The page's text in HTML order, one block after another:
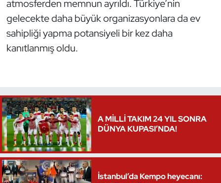
atmosferden memnun ayrıldı. Türkiye’nin
gelecekte daha büyük organizasyonlara da ev
sahipliği yapma potansiyeli bir kez daha
kanıtlanmış oldu.
A MİLLİ TAKIM 24 YIL SONRA
DÜNYA KUPASI’NDA!
İstanbul’da Kempo heyecanı:
Triatlon
Voleybol
Wushu Kungfu
Yelken
Yüzme